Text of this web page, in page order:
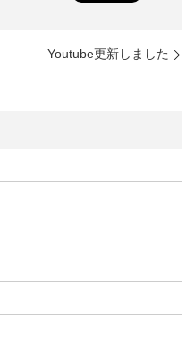
Youtube更新しました